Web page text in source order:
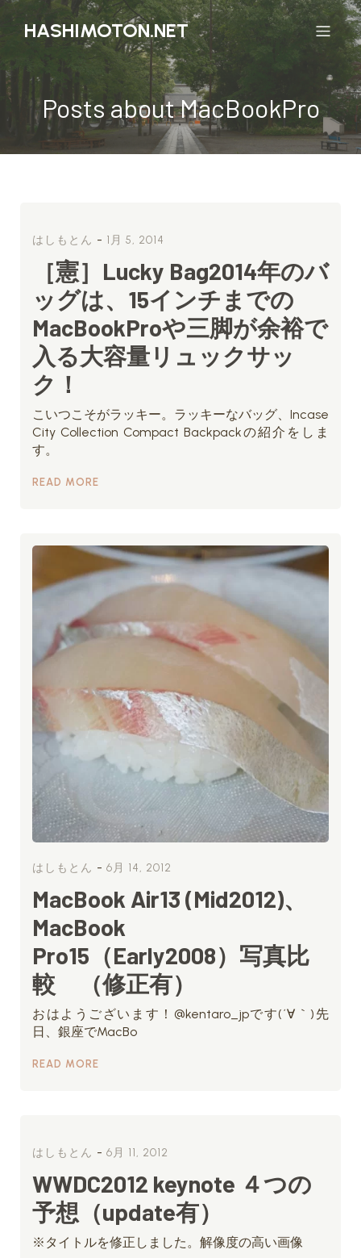
HASHIMOTON.NET
Posts about MacBookPro
はしもとん - 1月 5, 2014
［憲］Lucky Bag2014年のバ
ッグは、15インチまでの
MacBookProや三脚が余裕で
入る大容量リュックサッ
ク！
こいつこそがラッキー。ラッキーなバッグ、Incase
City Collection Compact Backpackの紹介をしま
す。
READ MORE
はしもとん - 6月 14, 2012
MacBook Air13 (Mid2012)、
MacBook
Pro15（Early2008）写真比
較 （修正有）
おはようございます！@kentaro_jpです(´∀｀)先
日、銀座でMacBo
READ MORE
はしもとん - 6月 11, 2012
WWDC2012 keynote ４つの
予想（update有）
※タイトルを修正しました。解像度の高い画像